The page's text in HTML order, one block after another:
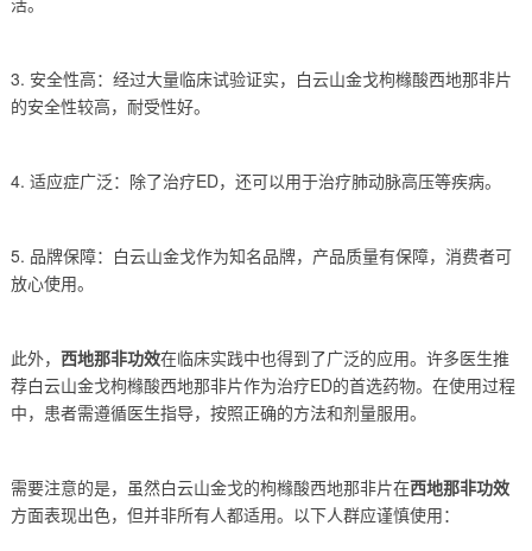
3. 安全性高：经过大量临床试验证实，白云山金戈枸橼酸西地那非片
的安全性较高，耐受性好。
4. 适应症广泛：除了治疗ED，还可以用于治疗肺动脉高压等疾病。
5. 品牌保障：白云山金戈作为知名品牌，产品质量有保障，消费者可
放心使用。
此外， 西地那非功效在临床实践中也得到了广泛的应用。许多医生推
荐白云山金戈枸橼酸西地那非片作为治疗ED的首选药物。在使用过程
中，患者需遵循医生指导，按照正确的方法和剂量服用。
需要注意的是，虽然白云山金戈的枸橼酸西地那非片在西地那非功效
方面表现出色，但并非所有人都适用。以下人群应谨慎使用：